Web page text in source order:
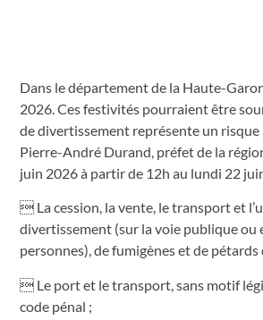
Dans le département de la Haute-
2026. Ces festivités pourraient être
de divertissement représente un risque
Pierre-André Durand, préfet de la
juin 2026 à partir de 12h au lundi 22
 La cession, la vente, le transport et
divertissement (sur la voie publique ou
personnes), de fumigènes et de
 Le port et le transport, sans motif
code pénal ;